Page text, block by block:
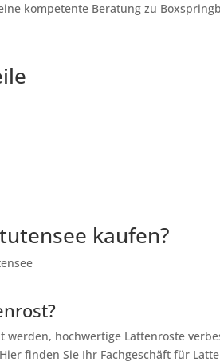
kompetente Beratung zu
kaufen?
hochwertige Lattenroste
finden Sie Ihr Fachgeschäft für